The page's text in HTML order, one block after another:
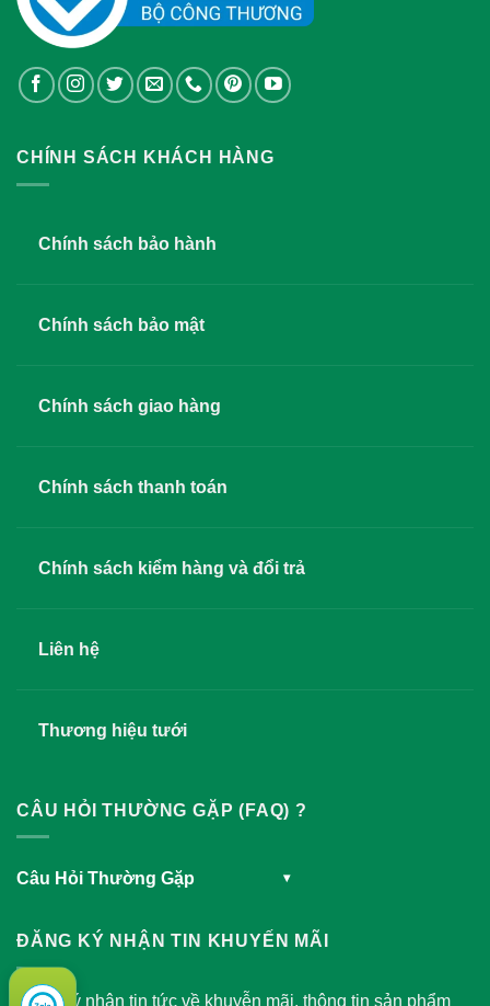
CHÍNH SÁCH KHÁCH HÀNG
Chính sách bảo hành
Chính sách bảo mật
Chính sách giao hàng
Chính sách thanh toán
Chính sách kiểm hàng và đổi trả
Liên hệ
Thương hiệu tưới
CÂU HỎI THƯỜNG GẶP (FAQ) ?
Câu Hỏi Thường Gặp ▾
ĐĂNG KÝ NHẬN TIN KHUYẾN MÃI
Đăng ký nhận tin tức về khuyễn mãi, thông tin sản phẩm